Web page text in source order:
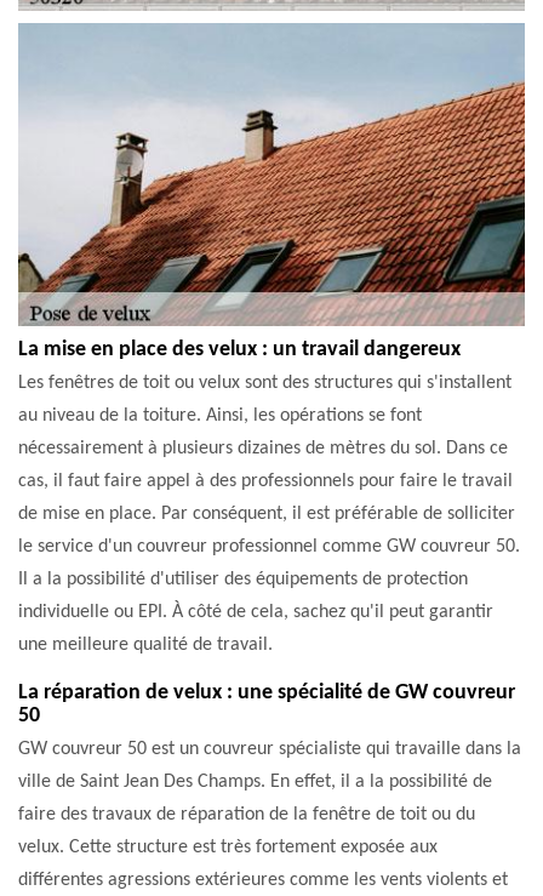
La mise en place des velux : un travail dangereux
Les fenêtres de toit ou velux sont des structures qui s'installent
au niveau de la toiture. Ainsi, les opérations se font
nécessairement à plusieurs dizaines de mètres du sol. Dans ce
cas, il faut faire appel à des professionnels pour faire le travail
de mise en place. Par conséquent, il est préférable de solliciter
le service d'un couvreur professionnel comme GW couvreur 50.
Il a la possibilité d'utiliser des équipements de protection
individuelle ou EPI. À côté de cela, sachez qu'il peut garantir
une meilleure qualité de travail.
La réparation de velux : une spécialité de GW couvreur
50
GW couvreur 50 est un couvreur spécialiste qui travaille dans la
ville de Saint Jean Des Champs. En effet, il a la possibilité de
faire des travaux de réparation de la fenêtre de toit ou du
velux. Cette structure est très fortement exposée aux
différentes agressions extérieures comme les vents violents et